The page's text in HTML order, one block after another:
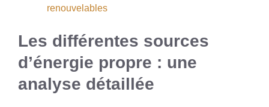
renouvelables
Les différentes sources
d’énergie propre : une
analyse détaillée